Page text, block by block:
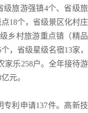
级旅游强镇4个、省级旅
18个，省级景区化村庄
乡村旅游重点镇（精品
，省级星级名宿13家，
家乐258户。全年接待游
元。
利申请137件。高新技